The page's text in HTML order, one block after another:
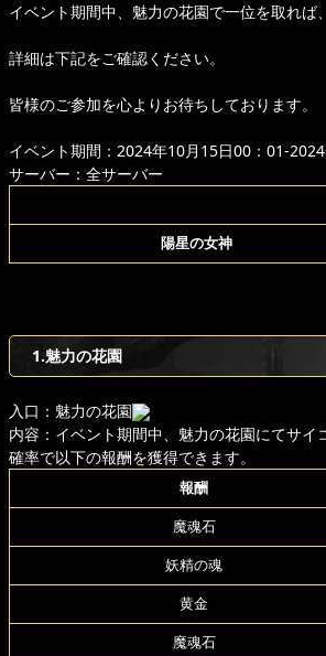
イベント期間中、魅力の花園で一位を取れば
詳細は下記をご確認ください。
皆様のご参加を心よりお待ちしております。
イベント期間：2024年10月15日00：01-
サーバー：全サーバー
陽星の女神
1.魅力の花園
入口：魅力の花園
内容：イベント期間中、魅力の花園にてサ
確率で以下の報酬を獲得できます。
報酬
魔魂石
妖精の魂
黄金
魔魂石